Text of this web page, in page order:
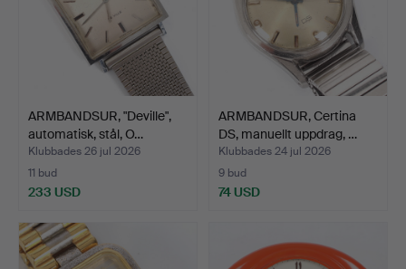
ARMBANDSUR, "Deville",
automatisk, stål, O…
Klubbades 26 jul 2026
11 bud
233 USD
ARMBANDSUR, Certina
DS, manuellt uppdrag, …
Klubbades 24 jul 2026
9 bud
74 USD